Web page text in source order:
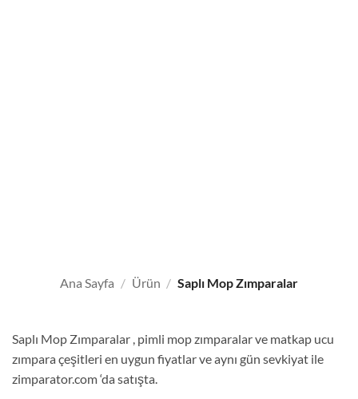
Ana Sayfa / Ürün / Saplı Mop Zımparalar
Saplı Mop Zımparalar , pimli mop zımparalar ve matkap ucu
zımpara çeşitleri en uygun fiyatlar ve aynı gün sevkiyat ile
zimparator.com ‘da satışta.